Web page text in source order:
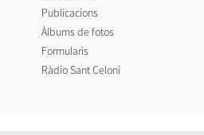
Publicacions
Àlbums de fotos
Formularis
Ràdio Sant Celoni